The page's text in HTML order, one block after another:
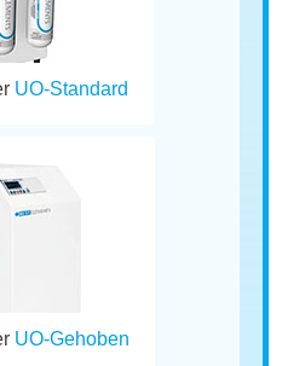
UO-Standard
UO-Gehoben